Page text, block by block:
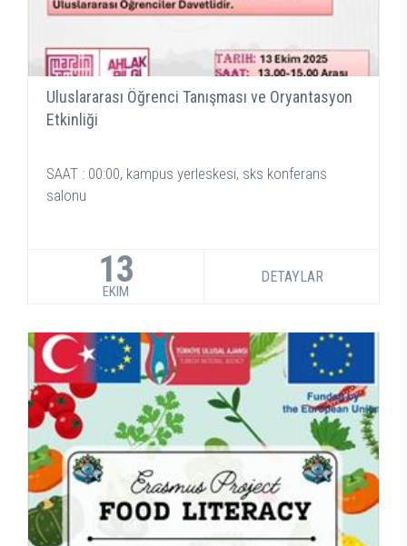
Uluslararası Öğrenci Tanışması ve Oryantasyon
Etkinliği
SAAT : 00:00, kampus yerleskesi, sks konferans
salonu
13
EKIM
DETAYLAR